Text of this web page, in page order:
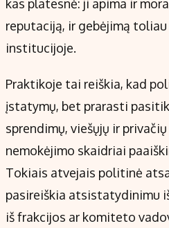
kas platesnė: ji apima ir
reputaciją, ir gebėjimą
institucijoje.
Praktikoje tai reiškia, kad
įstatymų, bet prarasti
sprendimų, viešųjų ir
nemokėjimo skaidriai
Tokiais atvejais politinė
pasireiškia atsistatydinimu
iš frakcijos ar komiteto